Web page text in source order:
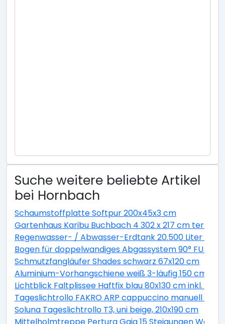
Suche weitere beliebte Artikel
bei Hornbach
Schaumstoffplatte Softpur 200x45x3 cm
Gartenhaus Karibu Buchbach 4 302 x 217 cm
Regenwasser- / Abwasser-Erdtank 20.500 Liter GVT
Bogen für doppelwandiges Abgassystem 90° FU
Schmutzfangläufer Shades schwarz 67x120 cm
Aluminium-Vorhangschiene weiß 3-läufig 150 cm
Lichtblick Faltplissee Haftfix blau 80x130 cm inkl.
Tageslichtrollo FAKRO ARP cappuccino manuell
Soluna Tageslichtrollo T3, uni beige, 210x190 cm